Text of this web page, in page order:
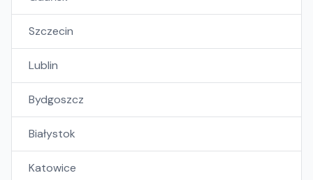
Szczecin
Lublin
Bydgoszcz
Białystok
Katowice